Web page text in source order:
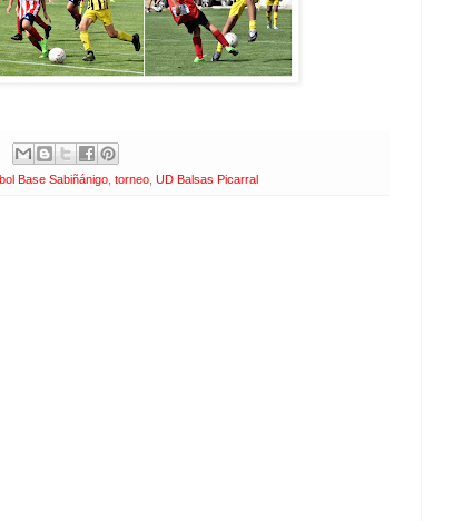
Base Sabiñánigo torneo UD Balsas Picarral